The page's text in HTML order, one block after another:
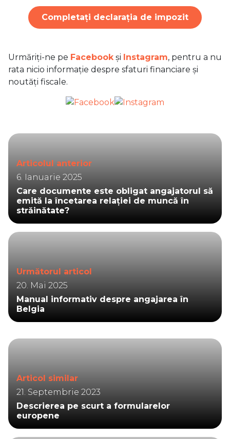
Completați declarația de impozit
Urmăriți-ne pe Facebook și Instagram, pentru a nu
rata nicio informație despre sfaturi financiare și
noutăți fiscale.
Articolul anterior
6. Ianuarie 2025
Care documente este obligat angajatorul să
emită la încetarea relației de muncă în
străinătate?
Următorul articol
20. Mai 2025
Manual informativ despre angajarea în
Belgia
Articol similar
21. Septembrie 2023
Descrierea pe scurt a formularelor
europene